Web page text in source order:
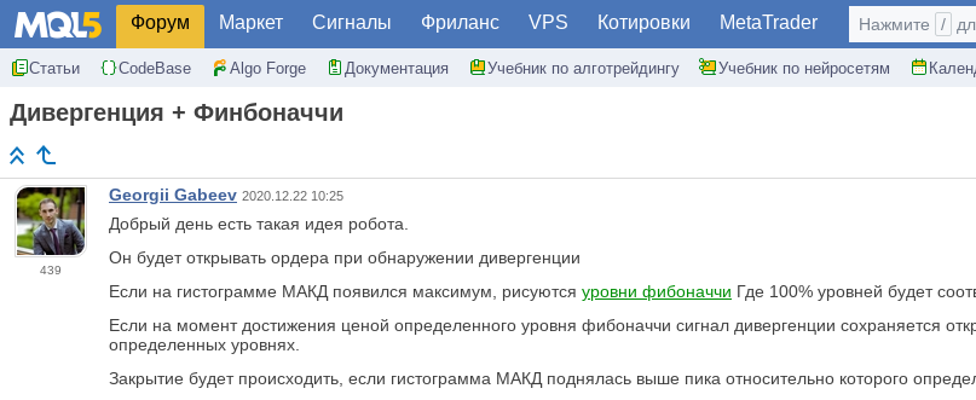
Форум Маркет Сигналы Фриланс VPS Котировки MetaTrader
Статьи CodeBase Algo Forge Документация Учебник по алготрейдингу Учебник по нейросетям
Нажмите /
Дивергенция + Финбоначчи
439
Georgii Gabeev 2020.12.22 10:25
Добрый день есть такая идея робота.
Он будет открывать ордера при обнаружении дивергенции
Если на гистограмме МАКД появился максимум, рисуются уровни фибоначчи Где 100% уровней будет
Если на момент достижения ценой определенного уровня фибоначчи сигнал дивергенции сохраняется
определенных уровнях.
Закрытие будет происходить, если гистограмма МАКД поднялась выше пика относительно которого